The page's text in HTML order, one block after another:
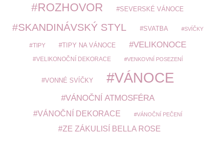
ROZHOVOR SEVERSKÉ VÁNOCE
SKANDINÁVSKÝ STYL SVATBA SVÍČKY
TIPY TIPY NA VÁNOCE VELIKONOCE
VELIKONOČNÍ DEKORACE VENKOVNÍ POSEZENÍ
VONNÉ SVÍČKY VÁNOCE
VÁNOČNÍ ATMOSFÉRA
VÁNOČNÍ DEKORACE VÁNOČNÍ PEČENÍ
ZE ZÁKULISÍ BELLA ROSE